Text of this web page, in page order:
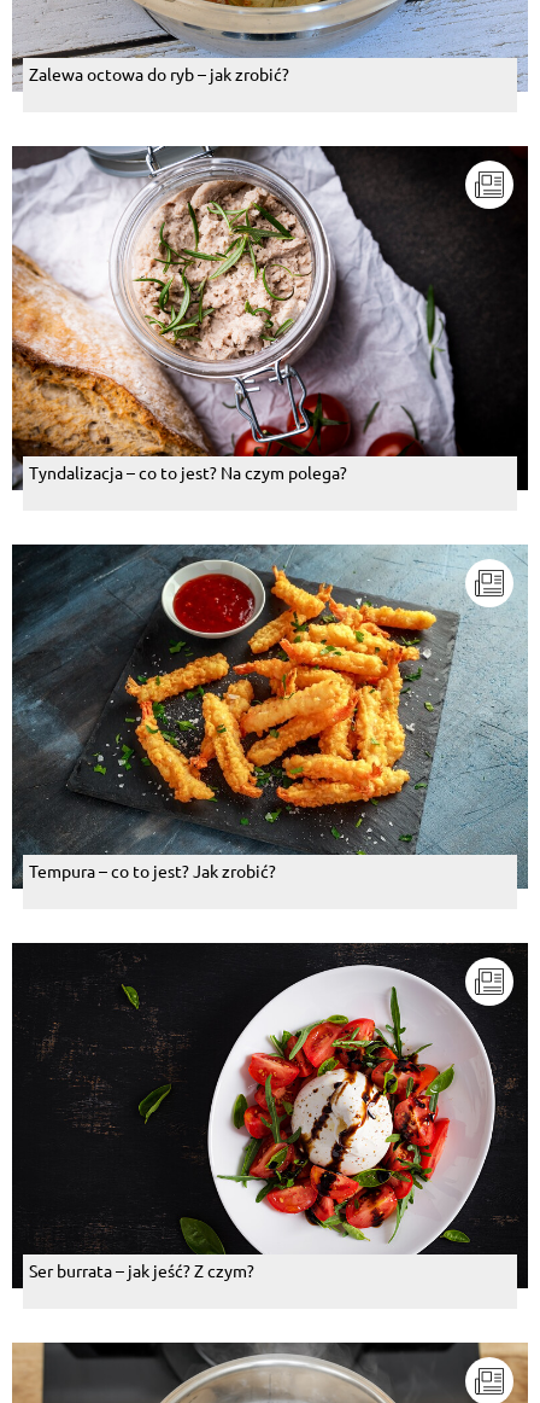
Zalewa octowa do ryb – jak zrobić?
Tyndalizacja – co to jest? Na czym polega?
Tempura – co to jest? Jak zrobić?
Ser burrata – jak jeść? Z czym?